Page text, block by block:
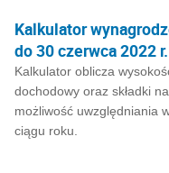
Kalkulator
do 30 czerwca 2022 r.
Kalkulator oblicza
dochodowy oraz składki
możliwość uwzględniania
ciągu roku.